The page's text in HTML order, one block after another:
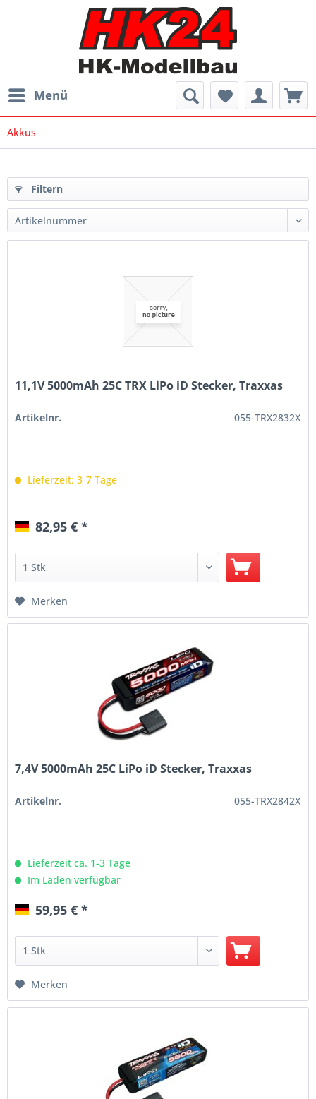
Menü
Akkus
Filtern
11,1V 5000mAh 25C TRX LiPo iD Stecker, Traxxas
Artikelnr. 055-TRX2832X
Lieferzeit: 3-7 Tage
82,95 € *
Merken
7,4V 5000mAh 25C LiPo iD Stecker, Traxxas
Artikelnr. 055-TRX2842X
Lieferzeit ca. 1-3 Tage
Im Laden verfügbar
59,95 € *
Merken